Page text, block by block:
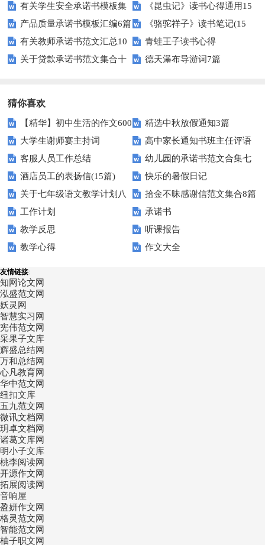
集七篇
有关学生安全承诺书模板集
合十篇
《昆虫记》读书心得通用15
篇
产品质量承诺书模板汇编6篇
《骆驼祥子》读书笔记(15
篇)
有关教师承诺书范文汇总10
篇
青蛙王子读书心得
关于贷款承诺书范文集合十
德天瀑布导游词7篇
猜你喜欢
【精华】初中生活的作文600
字汇总10篇
精选中秋放假通知3篇
大学生谢师宴主持词
高中家长通知书班主任评语
客服人员工作总结
幼儿园的承诺书范文合集七
篇
酒店员工的表扬信(15篇)
快乐的暑假日记
关于七年级语文教学计划八
篇
拾金不昧感谢信范文集合8篇
工作计划
承诺书
教学反思
听课报告
教学心得
作文大全
友情链接:
知网论文网
泓盛范文网
妖灵网
智慧实习网
宪伟范文网
采果子文库
辉盛总结网
万和总结网
心凡教育网
华中范文网
纽扣文库
五九范文网
微讯文档网
玥卓文档网
诸葛文库网
明小子文库
桃李阅读网
开源作文网
拓展阅读网
音响屋
盈妍作文网
格灵范文网
智能范文网
柚子职文网